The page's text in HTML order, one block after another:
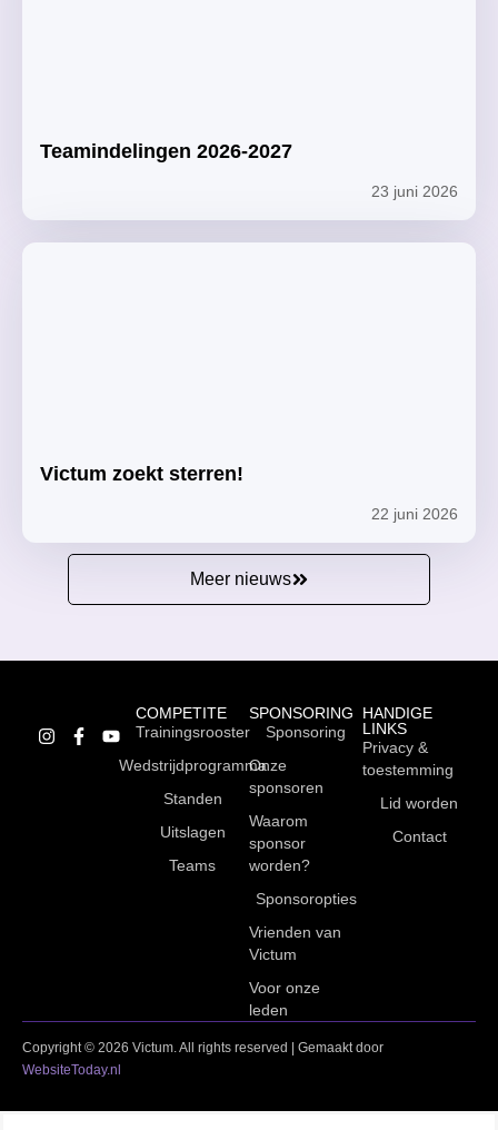
Meer nieuws
Teamindelingen 2026-2027
23 juni 2026
Victum zoekt sterren!
22 juni 2026
COMPETITE
Trainingsrooster
Wedstrijdprogramma
Standen
Uitslagen
Teams
SPONSORING
Sponsoring
Onze
sponsoren
Waarom
sponsor
worden?
Sponsoropties
Vrienden van
Victum
Voor onze
leden
HANDIGE
LINKS
Privacy &
toestemming
Lid worden
Contact
Copyright © 2026 Victum. All rights reserved | Gemaakt door
WebsiteToday.nl